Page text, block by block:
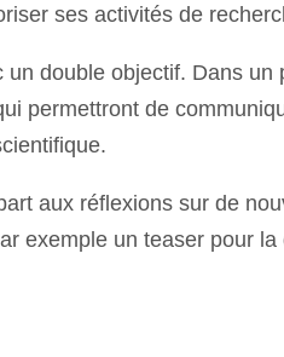
ses activités de
double objectif. Dans un
permettront de
aux réflexions sur de
exemple un teaser pour la